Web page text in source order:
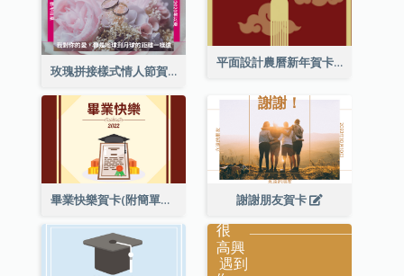
平面設計農曆新年賀卡與裝飾
玫瑰拼接樣式情人節賀卡
畢業快樂賀卡(附簡單配圖) 謝謝朋友賀卡